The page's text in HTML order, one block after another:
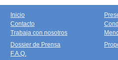
Inicio
Contacto
Trabaja con nosotros
Dossier de Prensa
F.A.Q.